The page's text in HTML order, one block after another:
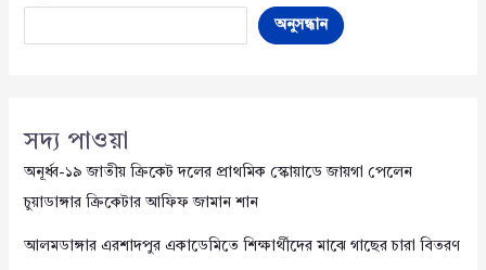
অনুসন্ধান
সদ্য পাওয়া
অনূর্ধ্ব-১৯ জাতীয় ক্রিকেট দলের প্রাথমিক স্কোয়াডে জায়গা পেলেন
চুয়াডাঙ্গার ক্রিকেটার আফিফ জামান শান
আলমডাঙ্গার এরশাদপুর একাডেমিতে শিক্ষার্থীদের মাঝে গাছের চারা বিতরণ